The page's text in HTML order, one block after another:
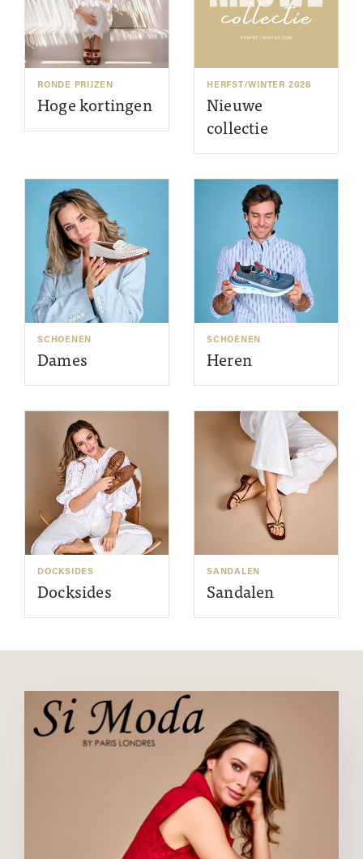
RONDE PRIJZEN
Hoge kortingen
HERFST/WINTER 2026
Nieuwe
collectie
SCHOENEN
Dames
SCHOENEN
Heren
DOCKSIDES
Docksides
SANDALEN
Sandalen